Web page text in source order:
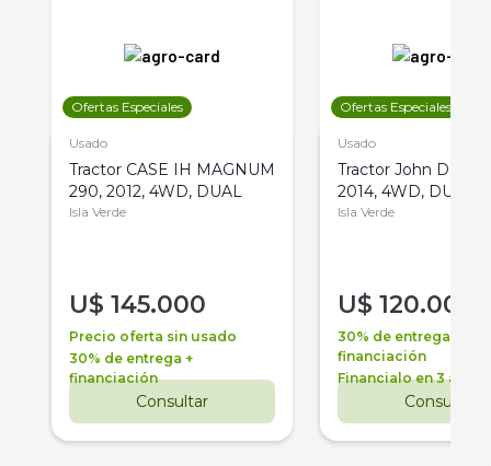
Ofertas Especiales
Usado
Tractor CASE IH MAGNUM
290, 2012, 4WD, DUAL
Isla Verde
U$ 145.000
Precio oferta sin usado
30% de entrega +
financiación
Consultar
Ofertas Especiales
Usado
Tractor John Deere
2014, 4WD, DUAL
Isla Verde
U$ 120.000
30% de entrega +
financiación
Financialo en 3 años
Consultar